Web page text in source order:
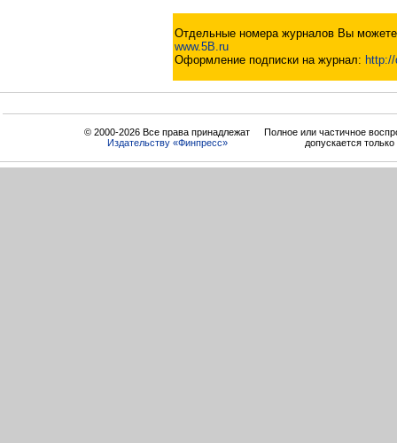
Отдельные номера журналов Вы можете
www.5B.ru
Оформление подписки на журнал:
© 2000-2026 Все права принадлежат
Издательству «Финпресс»
Полное или частичное
допускается